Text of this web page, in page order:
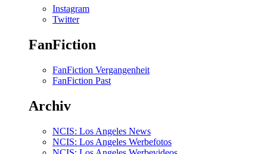
Instagram
Twitter
FanFiction
FanFiction Vergangenheit
FanFiction Past
Archiv
NCIS: Los Angeles News
NCIS: Los Angeles Werbefotos